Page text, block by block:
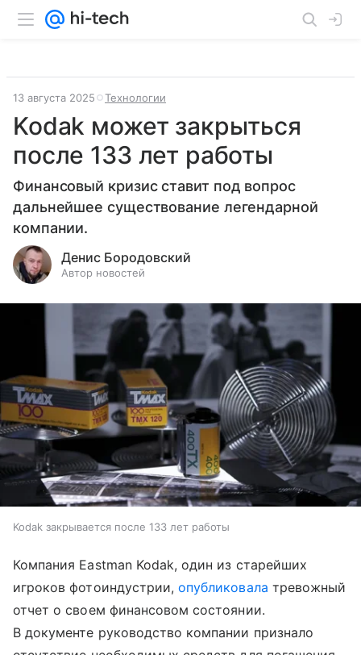
13 августа 2025 Технологии
Kodak может закрыться
после 133 лет работы
Финансовый кризис ставит под вопрос
дальнейшее существование легендарной
компании.
Денис Бородовский
Автор новостей
Kodak закрывается после 133 лет работы
Компания Eastman Kodak, один из старейших
игроков фотоиндустрии,опубликовала тревожный
отчет о своем финансовом состоянии.
В документе руководство компании признало